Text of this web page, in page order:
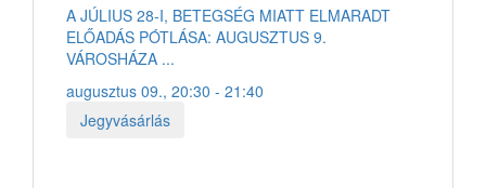
A JÚLIUS 28-I, BETEGSÉG MIATT ELMARADT
ELŐADÁS PÓTLÁSA: AUGUSZTUS 9.
VÁROSHÁZA ...
augusztus 09., 20:30 - 21:40
Jegyvásárlás